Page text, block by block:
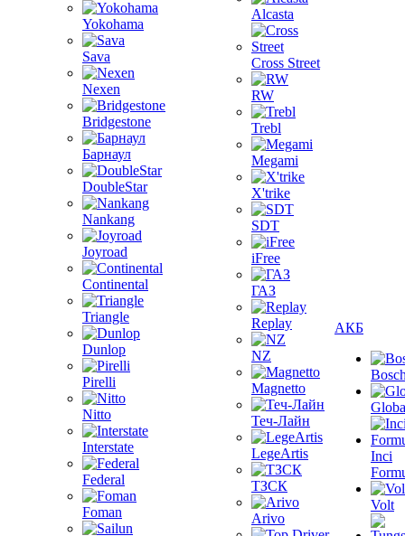
Yokohama
Sava
Nexen
Bridgestone
Барнаул
DoubleStar
Nankang
Joyroad
Continental
Triangle
Dunlop
Pirelli
Nitto
Interstate
Federal
Foman
Alcasta
Cross Street
RW
Trebl
Megami
X'trike
SDT
iFree
ГАЗ
Replay
NZ
Magnetto
Теч-Лайн
LegeArtis
ТЗСК
Arivo
АКБ
Inci
Volt